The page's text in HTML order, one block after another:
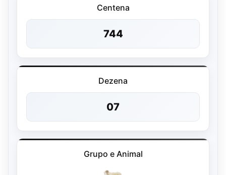
Centena
744
Dezena
07
Grupo e Animal